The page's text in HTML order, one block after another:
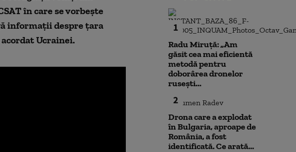
în care se vorbește
informații despre țara
Ucrainei.
1
Radu Miruță: „Am
găsit cea mai eficientă
metodă pentru
doborârea dronelor
rusești...
2
Drona care a explodat
în Bulgaria, aproape de
România, a fost
identificată. Ce arată...